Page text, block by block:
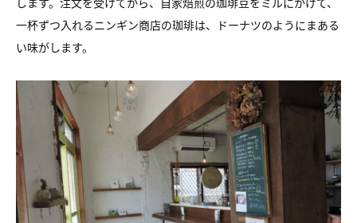
一杯ずつ入れるニンギン商店の珈琲は、ドーナツのようにまある
い味がします。